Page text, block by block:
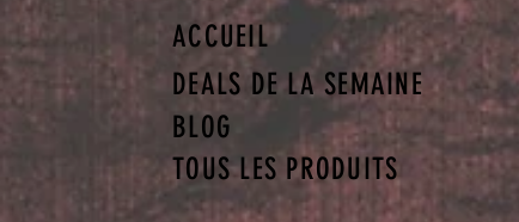
ACCUEIL
DEALS DE LA SEMAINE
BLOG
TOUS LES PRODUITS